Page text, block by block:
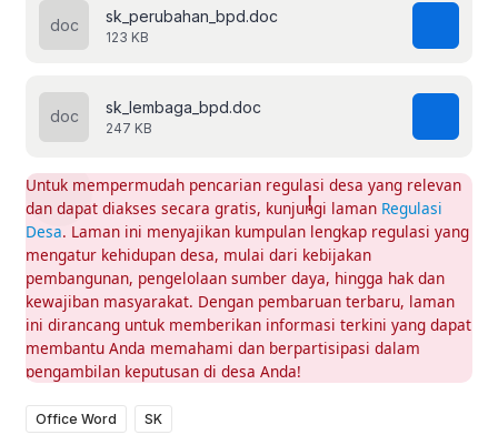
sk_perubahan_bpd.doc
123 KB
sk_lembaga_bpd.doc
247 KB
Untuk mempermudah pencarian regulasi desa yang relevan
dan dapat diakses secara gratis, kunjungi laman Regulasi
Desa. Laman ini menyajikan kumpulan lengkap regulasi yang
mengatur kehidupan desa, mulai dari kebijakan
pembangunan, pengelolaan sumber daya, hingga hak dan
kewajiban masyarakat. Dengan pembaruan terbaru, laman
ini dirancang untuk memberikan informasi terkini yang dapat
membantu Anda memahami dan berpartisipasi dalam
pengambilan keputusan di desa Anda!
Office Word SK